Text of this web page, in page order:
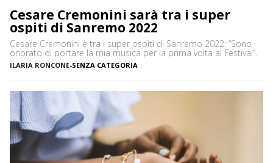
Cesare Cremonini sarà tra i super
ospiti di Sanremo 2022
Cesare Cremonini è tra i super ospiti di Sanremo 2022: “Sono
onorato di portare la mia musica per la prima volta al Festival”.
ILARIA RONCONE-SENZA CATEGORIA